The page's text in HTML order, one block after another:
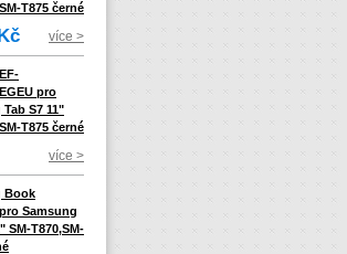
T875 černé
více >
pro
S7 11"
T875 černé
více >
Book
Samsung
SM-T870,SM-